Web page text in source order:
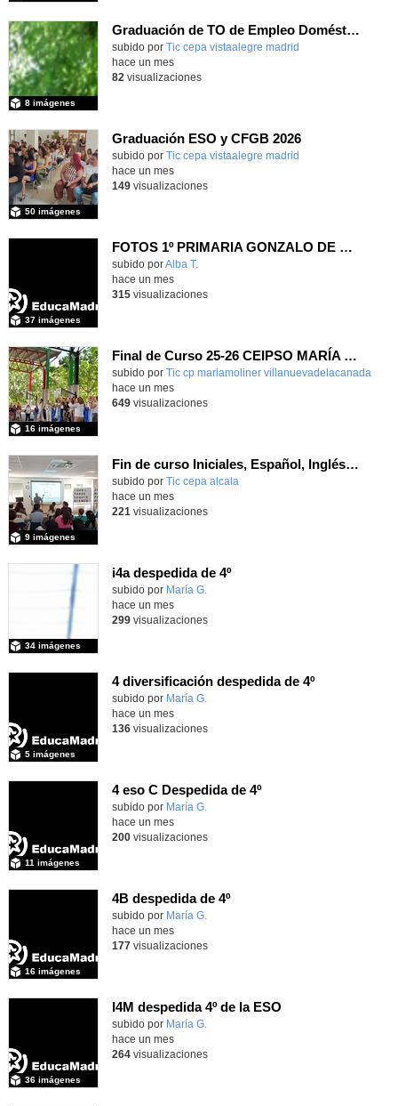
Graduación de TO de Empleo Doméstico
subido por Tic cepa vistaalegre madrid
8 imágenes
hace un mes
82 visualizaciones
Graduación ESO y CFGB 2026
subido por Tic cepa vistaalegre madrid
50 imágenes
hace un mes
149visualizaciones
FOTOS 1º PRIMARIA GONZALO DE BERCEO
subido porAlba T.
37 imágenes
hace un mes
315visualizaciones
Final de Curso 25-26 CEIPSO MARÍA MOLINER
subido por Tic cp mariamoliner villanuevadelacanada
16 imágenes
hace un mes
649visualizaciones
Fin de curso Iniciales, Español, Inglés, Informática y Patrimonio
subido por Tic cepa alcala
9 imágenes
hace un mes
221 visualizaciones
i4a despedida de 4º
Contenido educativo.
subido por María G.
34 imágenes
hace un mes
299visualizaciones
4 diversificación despedida de 4º
Contenido educativo.
subido por María G.
5 imágenes
hace un mes
136visualizaciones
4 eso C Despedida de 4º
Contenido educativo.
subido por María G.
11 imágenes
hace un mes
200visualizaciones
4B despedida de 4º
Contenido educativo.
subido por María G.
16 imágenes
hace un mes
177visualizaciones
I4M despedida 4º de la ESO
subido por María G.
36 imágenes
hace un mes
264visualizaciones